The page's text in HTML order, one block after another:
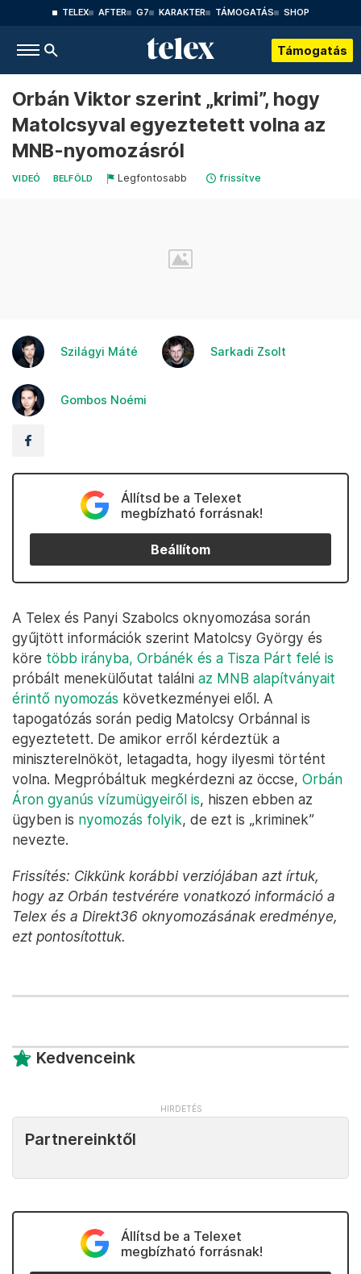
TELEX AFTER G7 KARAKTER TÁMOGATÁS SHOP
Támogatás
Orbán Viktor szerint „krimi”, hogy
Matolcsyval egyeztetett volna az
MNB-nyomozásról
VIDEÓ BELFÖLD Legfontosabb frissítve
Szilágyi Máté Sarkadi Zsolt
Gombos Noémi
Állítsd be a Telexet
megbízható forrásnak!
Beállítom
A Telex és Panyi Szabolcs oknyomozása során
gyűjtött információk szerint Matolcsy György és
köre több irányba, Orbánék és a Tisza Párt felé is
próbált menekülőutat találni az MNB alapítványait
érintő nyomozás következményei elől. A
tapogatózás során pedig Matolcsy Orbánnal is
egyeztetett. De amikor erről kérdeztük a
miniszterelnököt, letagadta, hogy ilyesmi történt
volna. Megpróbáltuk megkérdezni az öccse, Orbán
Áron gyanús vízumügyeiről is, hiszen ebben az
ügyben is nyomozás folyik, de ezt is „kriminek”
nevezte.
Frissítés: Cikkünk korábbi verziójában azt írtuk,
hogy az Orbán testvérére vonatkozó információ a
Telex és a Direkt36 oknyomozásának eredménye,
ezt pontosítottuk.
Kedvenceink
Partnereinktől
Állítsd be a Telexet
megbízható forrásnak!